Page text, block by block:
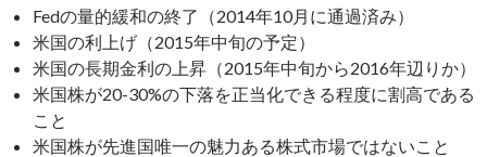
Fedの量的緩和の終了（2014年10月に通過済み）
米国の利上げ（2015年中旬の予定）
米国の長期金利の上昇（2015年中旬から2016年辺りか）
米国株が20-30%の下落を正当化できる程度に割高である
こと
米国株が先進国唯一の魅力ある株式市場ではないこと